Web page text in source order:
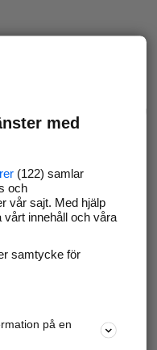
med
(122) samlar
och
vår sajt. Med hjälp
innehåll och våra
samtycke för
på en